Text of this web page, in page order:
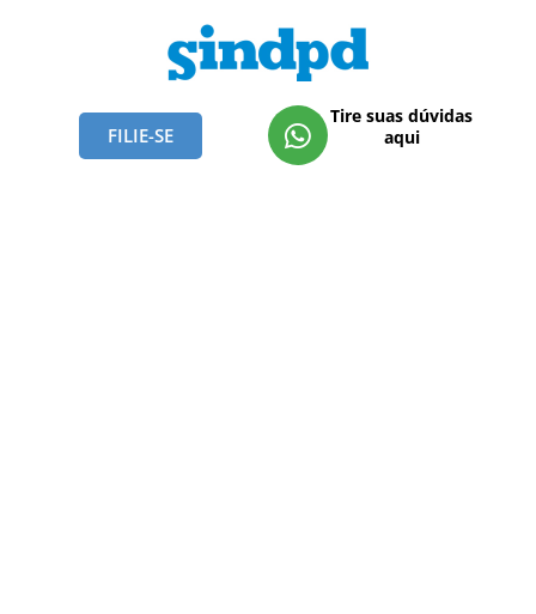
FILIE-SE
Tire suas dúvidas
aqui